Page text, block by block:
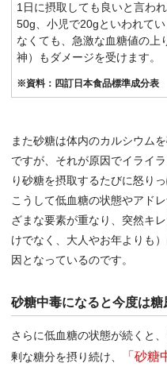
1日に摂取しても良いと言わ
50g、小児で20gといわれて
なくても、急激な血糖値の上
神）もダメージを受けます。
※資料：四訂日本食品標準成分表
また砂糖は体内のカルシウム
ですが、それが原因でイライ
り砂糖を摂取するたびに怒り
こうして低血糖の状態やアド
ざまな要素が重なり、突然キ
けでなく、大人やお年よりも
因となっているのです。
砂糖中毒になると今度は糖
さらに低血糖の状態が続くと
剰な糖分を摂り続け、
「砂糖